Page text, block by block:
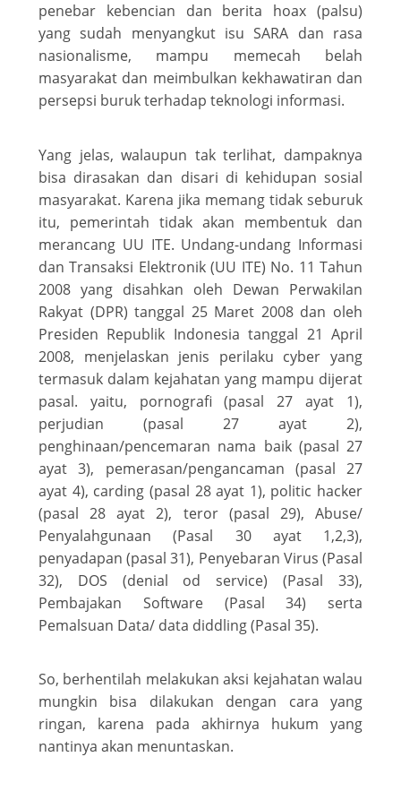
penebar kebencian dan berita hoax (palsu)
yang sudah menyangkut isu SARA dan rasa
nasionalisme, mampu memecah belah
masyarakat dan meimbulkan kekhawatiran dan
persepsi buruk terhadap teknologi informasi.
Yang jelas, walaupun tak terlihat, dampaknya
bisa dirasakan dan disari di kehidupan sosial
masyarakat. Karena jika memang tidak seburuk
itu, pemerintah tidak akan membentuk dan
merancang UU ITE. Undang-undang Informasi
dan Transaksi Elektronik (UU ITE) No. 11 Tahun
2008 yang disahkan oleh Dewan Perwakilan
Rakyat (DPR) tanggal 25 Maret 2008 dan oleh
Presiden Republik Indonesia tanggal 21 April
2008, menjelaskan jenis perilaku cyber yang
termasuk dalam kejahatan yang mampu dijerat
pasal. yaitu, pornografi (pasal 27 ayat 1),
perjudian (pasal 27 ayat 2),
penghinaan/pencemaran nama baik (pasal 27
ayat 3), pemerasan/pengancaman (pasal 27
ayat 4), carding (pasal 28 ayat 1), politic hacker
(pasal 28 ayat 2), teror (pasal 29), Abuse/
Penyalahgunaan (Pasal 30 ayat 1,2,3),
penyadapan (pasal 31), Penyebaran Virus (Pasal
32), DOS (denial od service) (Pasal 33),
Pembajakan Software (Pasal 34) serta
Pemalsuan Data/ data diddling (Pasal 35).
So, berhentilah melakukan aksi kejahatan walau
mungkin bisa dilakukan dengan cara yang
ringan, karena pada akhirnya hukum yang
nantinya akan menuntaskan.